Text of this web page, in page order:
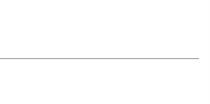
ないくらい元気な熱量で、お客様に明日の活力
は、スタッフの採用育成・FL管理・予算管